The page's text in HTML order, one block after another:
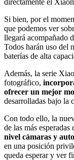
Si bien, por el
que podemos ver
llegará acompañado
Todos harán uso del
baterías de alta
Además, la serie
fotográfico,
ofrecer un mejor
desarrolladas bajo la
Con todo ello, la
de las más
nivel cámaras y
en una posición
queda esperar y ver